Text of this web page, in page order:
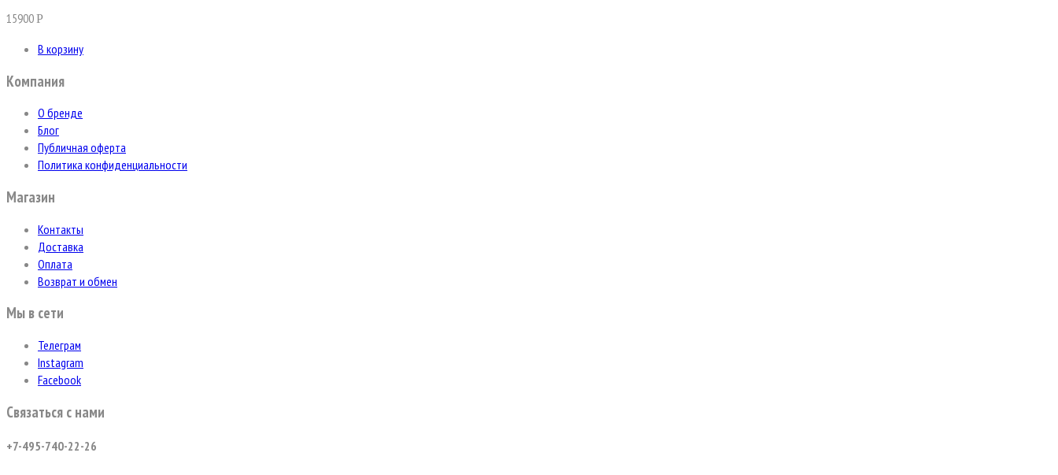
15900Р
В корзину
Компания
О бренде
Блог
Публичная оферта
Политика конфиденциальности
Магазин
Контакты
Доставка
Оплата
Возврат и обмен
Мы в сети
Телеграм
Instagram
Facebook
Связаться с нами
+7-495-740-22-26